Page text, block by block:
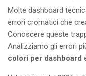
Molte dashboard
errori cromatici che
Conoscere queste
Analizziamo gli errori
colori per dashboard